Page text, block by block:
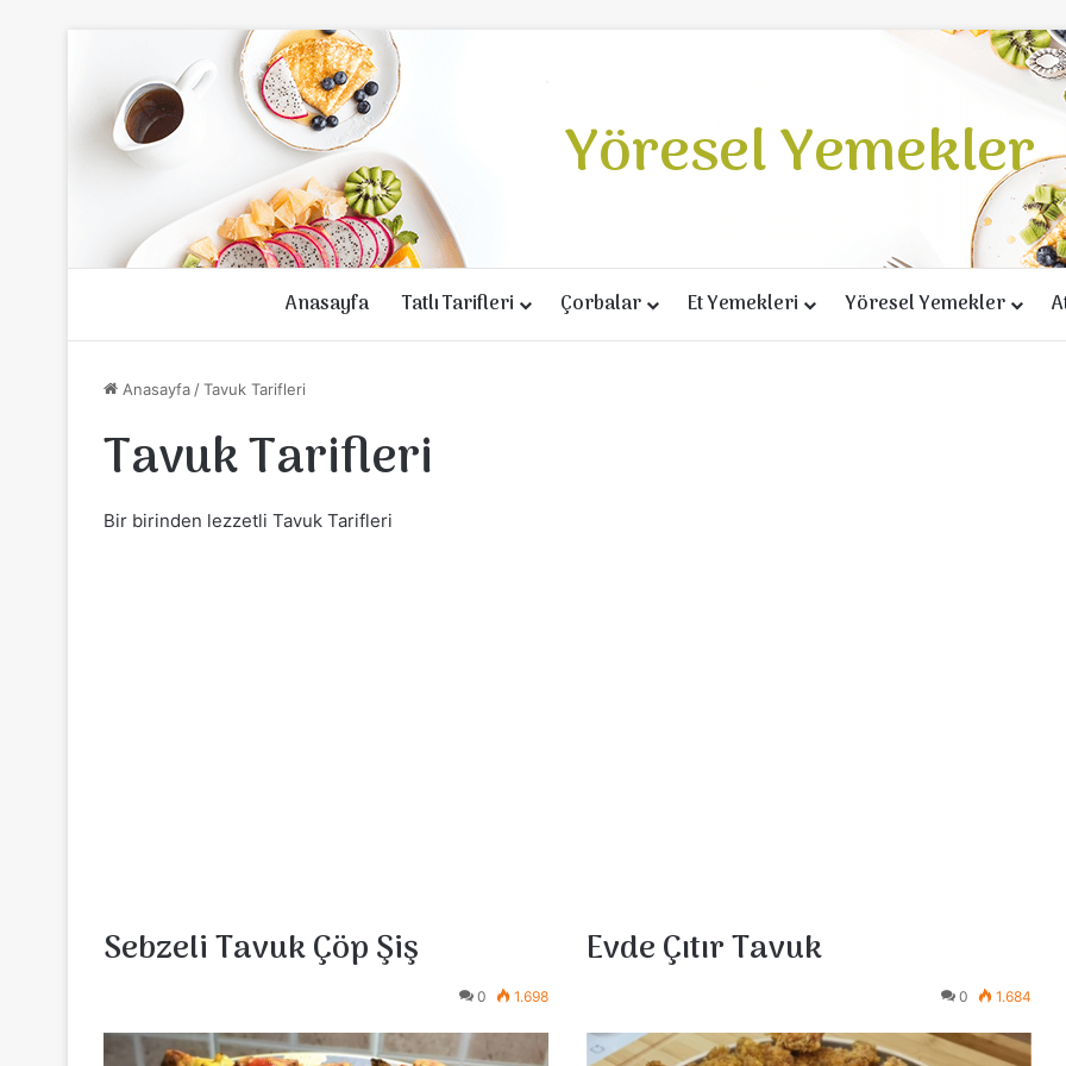
Yöresel Yemekler
Anasayfa Tatlı Tarifleri Çorbalar Et Yemekleri Yöresel Yemekler
Anasayfa /Tavuk Tarifleri
Tavuk Tarifleri
Bir birinden lezzetli Tavuk Tarifleri
Sebzeli Tavuk Çöp Şiş
0 1.698
Evde Çıtır Tavuk
0 1.684